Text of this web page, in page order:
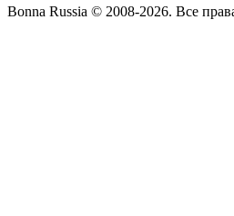
Bonna Russia © 2008-2026. Все